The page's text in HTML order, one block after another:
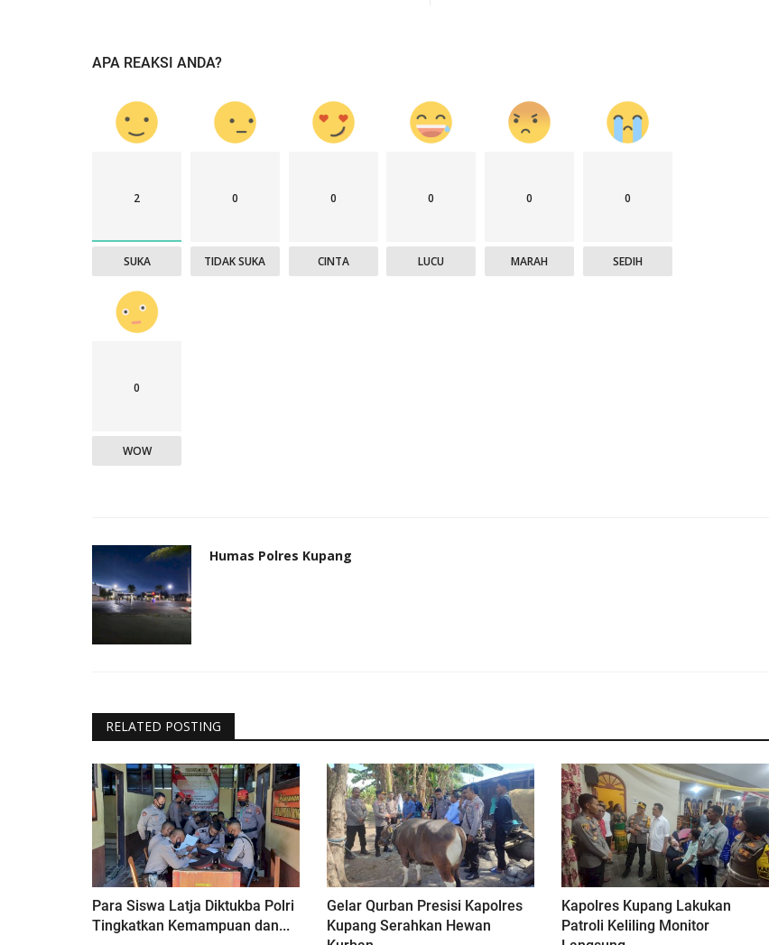
APA REAKSI ANDA?
2
SUKA
0
TIDAK SUKA
0
CINTA
0
LUCU
0
MARAH
0
SEDIH
0
WOW
Humas Polres Kupang
RELATED POSTING
Para Siswa Latja Diktukba Polri
Tingkatkan Kemampuan dan...
Gelar Qurban Presisi Kapolres
Kupang Serahkan Hewan
Kapolres Kupang Lakukan
Patroli Keliling Monitor